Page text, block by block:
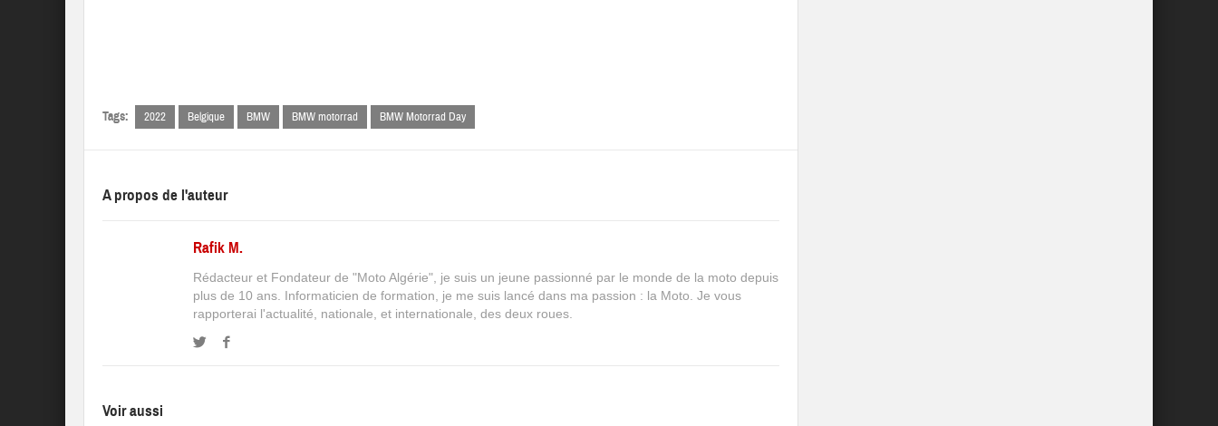
Tags: 2022 Belgique BMW BMW motorrad BMW Motorrad Day
A propos de l'auteur
Rafik M.
Rédacteur et Fondateur de "Moto Algérie", je suis un jeune passionné par le monde de la moto depuis
plus de 10 ans. Informaticien de formation, je me suis lancé dans ma passion : la Moto. Je vous
rapporterai l'actualité, nationale, et internationale, des deux roues.
Voir aussi